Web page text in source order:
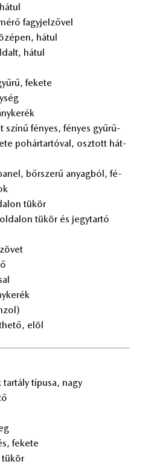
fagy­jel­ző­vel
há­tul
há­tul
fe­ke­te
szí­nű fé­nyes, fé­nyes gyű­rű­
po­hár­tar­tó­val, osz­tott hát­
bőr­sze­rű anyag­ból, fé­
tü­kör
tü­kör és jegy­tar­tó
elöl
tí­pu­sa, nagy
fe­ke­te